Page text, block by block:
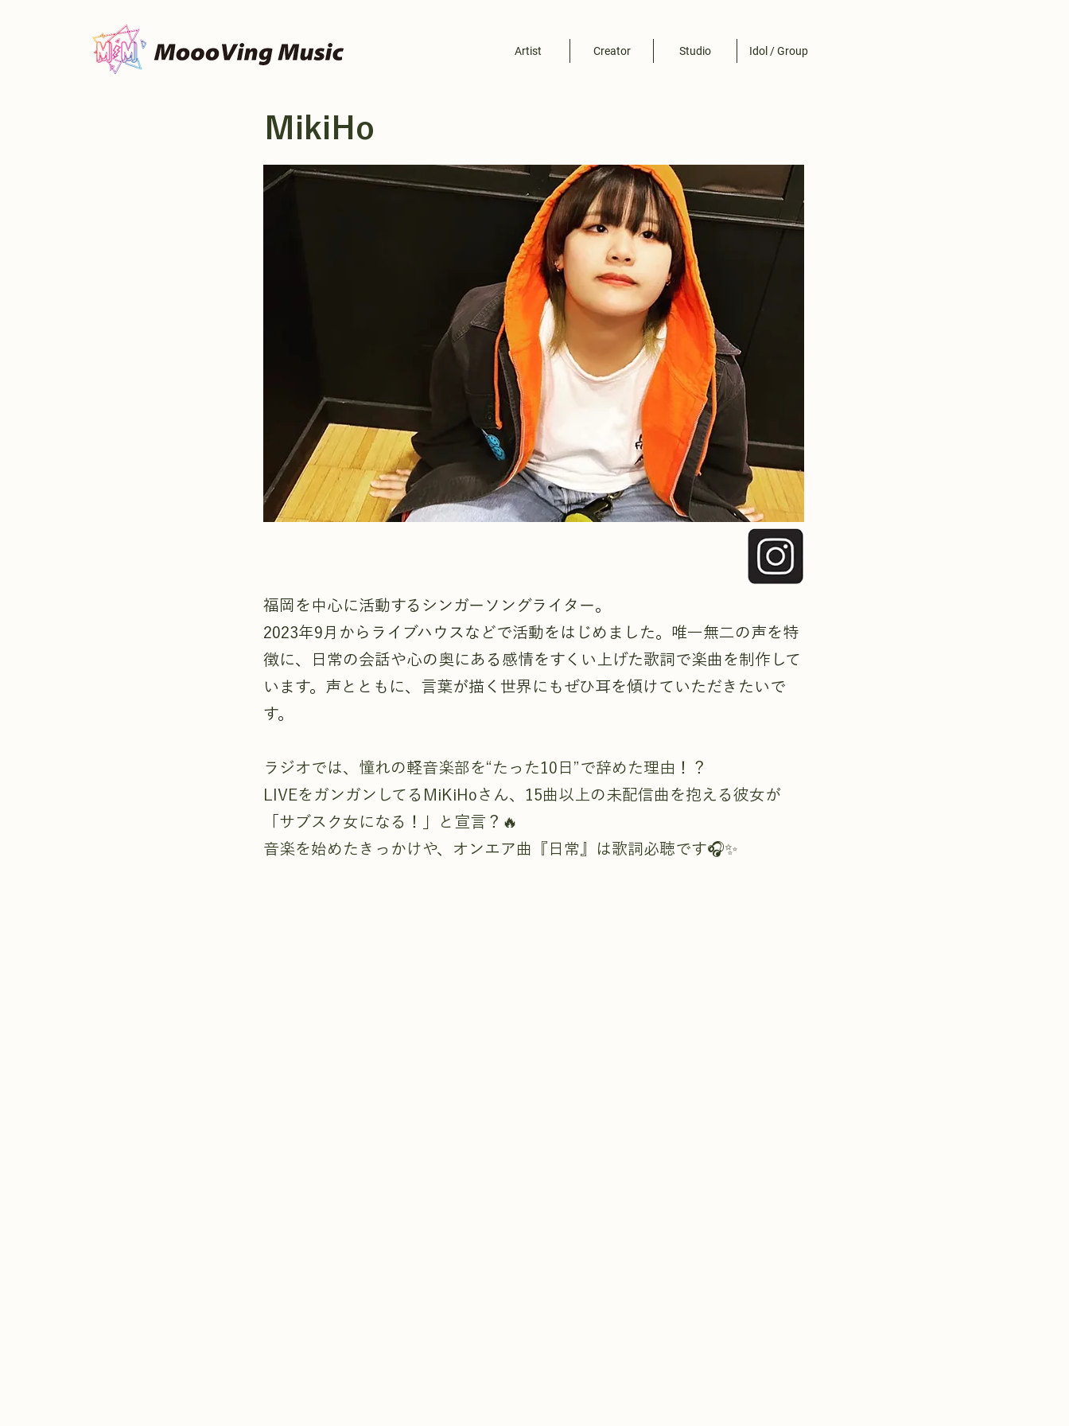
Artist Creator Studio Idol / Group
MikiHo
福岡を中心に活動するシンガーソングライター。
2023年9月からライブハウスなどで活動をはじめました。唯一無二の声を特
徴に、日常の会話や心の奥にある感情をすくい上げた歌詞で楽曲を制作して
います。声とともに、言葉が描く世界にもぜひ耳を傾けていただきたいで
す。
ラジオでは、憧れの軽音楽部を“たった10日”で辞めた理由！？
LIVEをガンガンしてるMiKiHoさん、15曲以上の未配信曲を抱える彼女が
「サブスク女になる！」と宣言？🔥
音楽を始めたきっかけや、オンエア曲『日常』は歌詞必聴です🎧✨